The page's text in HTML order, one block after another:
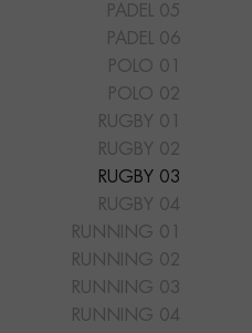
PADEL 05
PADEL 06
POLO 01
POLO 02
RUGBY 01
RUGBY 02
RUGBY 03
RUGBY 04
RUNNING 01
RUNNING 02
RUNNING 03
RUNNING 04